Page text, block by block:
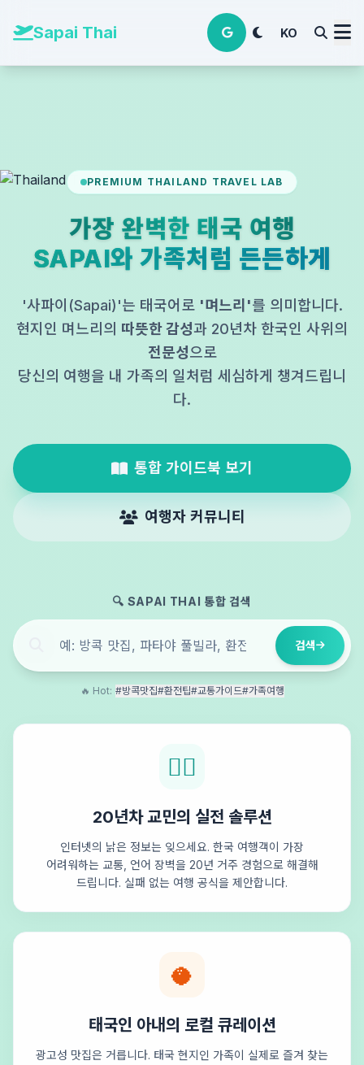
Sapai Thai KO
PREMIUM THAILAND TRAVEL LAB
가장 완벽한 태국 여행
SAPAI와 가족처럼 든든하게
'사파이(Sapai)'는 태국어로 '며느리'를 의미합니다.
현지인 며느리의 따뜻한 감성과 20년차 한국인 사위의
전문성으로
당신의 여행을 내 가족의 일처럼 세심하게 챙겨드립니
다.
통합 가이드북 보기
여행자 커뮤니티
🔍 SAPAI THAI 통합 검색
검색
🔥 Hot: #방콕맛집#환전팁#교통가이드#가족여행
🕵️‍♂️
20년차 교민의 실전 솔루션
인터넷의 낡은 정보는 잊으세요. 한국 여행객이 가장
어려워하는 교통, 언어 장벽을 20년 거주 경험으로 해결해
드립니다. 실패 없는 여행 공식을 제안합니다.
🥥
태국인 아내의 로컬 큐레이션
광고성 맛집은 거릅니다. 태국 현지인 가족이 실제로 즐겨 찾는